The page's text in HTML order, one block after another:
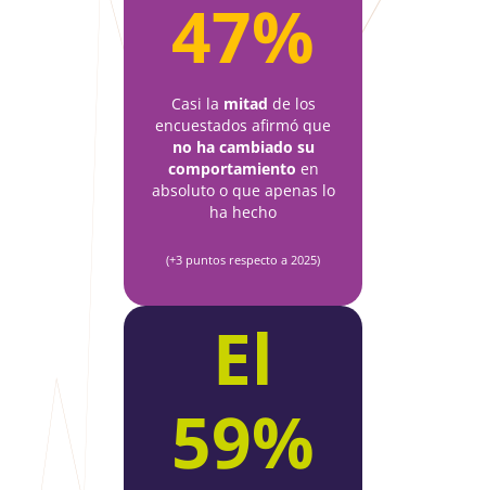
47%
Casi la mitad de los
encuestados afirmó que
no ha cambiado su
comportamiento en
absoluto o que apenas lo
ha hecho
(+3 puntos respecto a 2025)
El
59%